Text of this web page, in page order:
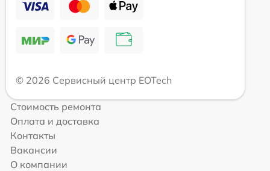
© 2026 Сервисный центр EOTech
Стоимость ремонта
Оплата и доставка
Контакты
Вакансии
О компании